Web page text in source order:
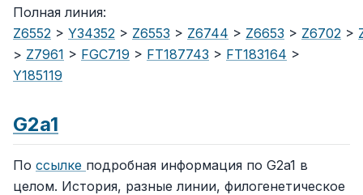
Полная линия:
Z6552 > Y34352 > Z6553 > Z6744 > Z6653 > Z6702 >
> Z7961 > FGC719 > FT187743 > FT183164 >
Y185119
G2a1
По ссылке подробная информация по G2a1 в
целом. История, разные линии, филогенетическое